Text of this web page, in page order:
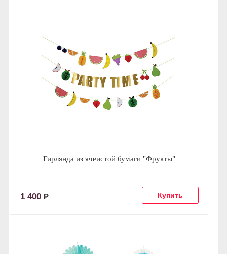
Гирлянда из ячеистой бумаги "Фрукты"
1 400 Р